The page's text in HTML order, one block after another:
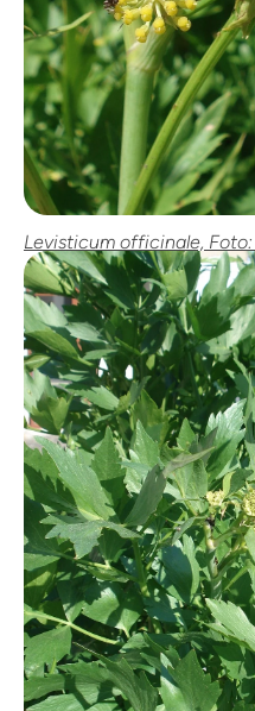
Levisticum officinale,